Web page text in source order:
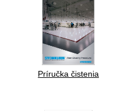
Príručka čistenia